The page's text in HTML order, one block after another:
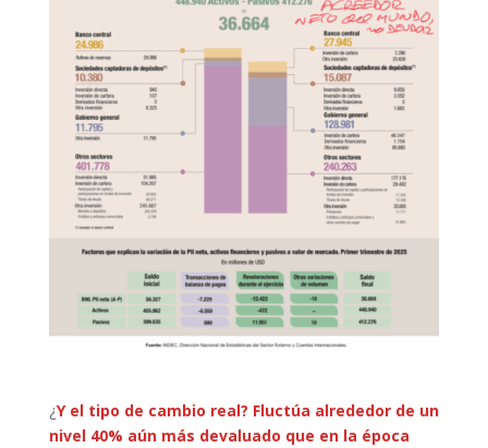
¿Y el tipo de cambio real? Fluctúa alrededor de un
nivel 40% aún más devaluado que en la época